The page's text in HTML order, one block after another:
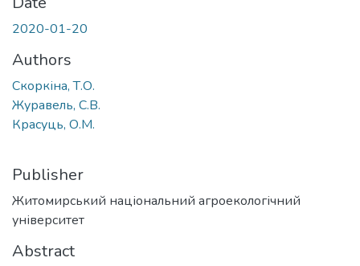
2020-01-20
Authors
Скоркіна, Т.О.
Журавель, С.В.
Красуць, О.М.
Publisher
Житомирський національний агроекологічний
університет
Abstract